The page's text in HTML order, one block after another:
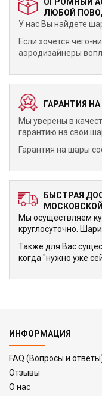
ЛЮБОЙ
У нас Вы найдете
Если хочется чего-
аэродизайнеры
ГАРАНТИЯ
Мы уверены в
гарантию на свои
Гарантия на шары
БЫСТРАЯ
Мы осуществляем
круглосуточно.
Также для Вас
когда "нужно уже
ИНФОРМАЦИЯ
FAQ (Вопросы и
Отзывы
О нас